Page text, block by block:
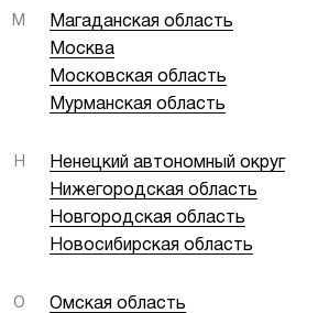
М
Магаданская область
Москва
Московская область
Мурманская область
Н
Ненецкий автономный округ
Нижегородская область
Новгородская область
Новосибирская область
О
Омская область